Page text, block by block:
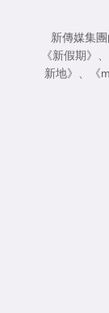
新傳媒集
《新假期》
新地》
《